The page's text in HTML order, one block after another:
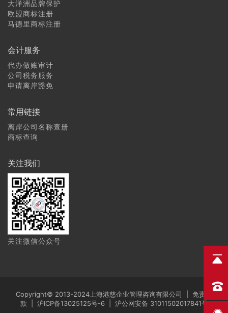
大洋洲品牌保护
欧盟商标注册
马德里商标注册
会计服务
代办做账审计
公司税务服务
申请离岸豁免
常用链接
离岸公司名称查册
商标查询
关注我们
关注微信公众号
Copyright© 2013-2024上海港慈企业管理咨询有限公司 | 免责条
款
沪ICP备13025125号-6| 沪公网安备 31011502017841号